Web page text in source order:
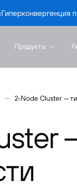
полочкам:
Продукты
2-Node Cluster —